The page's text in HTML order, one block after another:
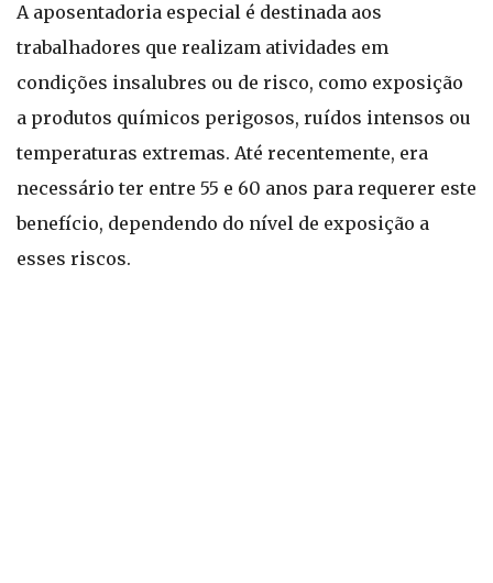
A aposentadoria especial é destinada aos
trabalhadores que realizam atividades em
condições insalubres ou de risco, como exposição
a produtos químicos perigosos, ruídos intensos ou
temperaturas extremas. Até recentemente, era
necessário ter entre 55 e 60 anos para requerer este
benefício, dependendo do nível de exposição a
esses riscos.